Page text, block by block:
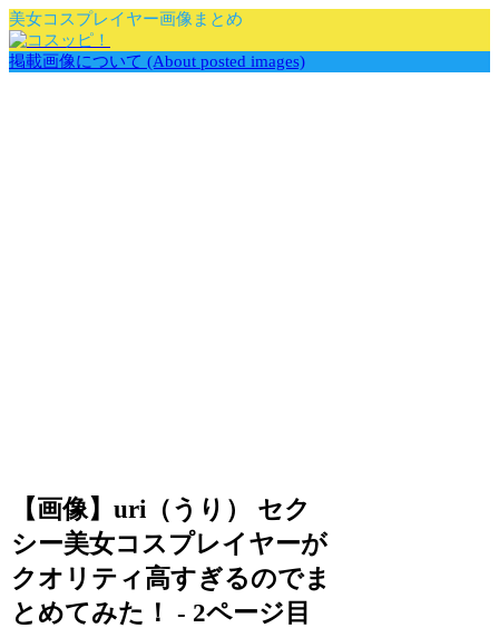
美女コスプレイヤー画像まとめ
掲載画像について (About posted images)
【画像】uri（うり） セク
シー美女コスプレイヤーが
クオリティ高すぎるのでま
とめてみた！ - 2ページ目